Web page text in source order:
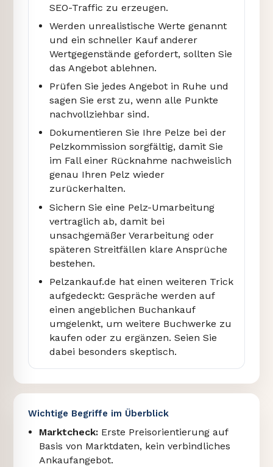
SEO-Traffic zu erzeugen.
Werden unrealistische Werte genannt
und ein schneller Kauf anderer
Wertgegenstände gefordert, sollten Sie
das Angebot ablehnen.
Prüfen Sie jedes Angebot in Ruhe und
sagen Sie erst zu, wenn alle Punkte
nachvollziehbar sind.
Dokumentieren Sie Ihre Pelze bei der
Pelzkommission sorgfältig, damit Sie
im Fall einer Rücknahme nachweislich
genau Ihren Pelz wieder
zurückerhalten.
Sichern Sie eine Pelz-Umarbeitung
vertraglich ab, damit bei
unsachgemäßer Verarbeitung oder
späteren Streitfällen klare Ansprüche
bestehen.
Pelzankauf.de hat einen weiteren Trick
aufgedeckt: Gespräche werden auf
einen angeblichen Buchankauf
umgelenkt, um weitere Buchwerke zu
kaufen oder zu ergänzen. Seien Sie
dabei besonders skeptisch.
Wichtige Begriffe im Überblick
Marktcheck: Erste Preisorientierung auf
Basis von Marktdaten, kein verbindliches
Ankaufangebot.